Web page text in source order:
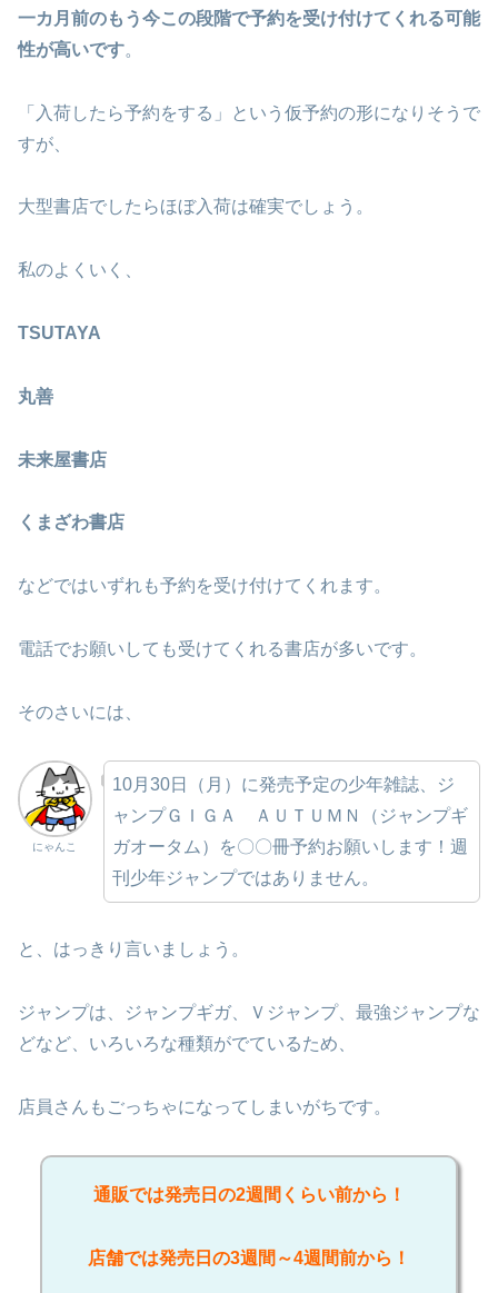
一カ月前のもう今この段階で予約を受け付けてくれる可能
性が高いです。
「入荷したら予約をする」という仮予約の形になりそうで
すが、
大型書店でしたらほぼ入荷は確実でしょう。
私のよくいく、
TSUTAYA
丸善
未来屋書店
くまざわ書店
などではいずれも予約を受け付けてくれます。
電話でお願いしても受けてくれる書店が多いです。
そのさいには、
にゃんこ
10月30日（月）に発売予定の少年雑誌、ジ
ャンプＧＩＧＡ ＡＵＴＵＭＮ（ジャンプギ
ガオータム）を〇〇冊予約お願いします！週
刊少年ジャンプではありません。
と、はっきり言いましょう。
ジャンプは、ジャンプギガ、Ｖジャンプ、最強ジャンプな
どなど、いろいろな種類がでているため、
店員さんもごっちゃになってしまいがちです。
通販では発売日の2週間くらい前から！
店舗では発売日の3週間～4週間前から！